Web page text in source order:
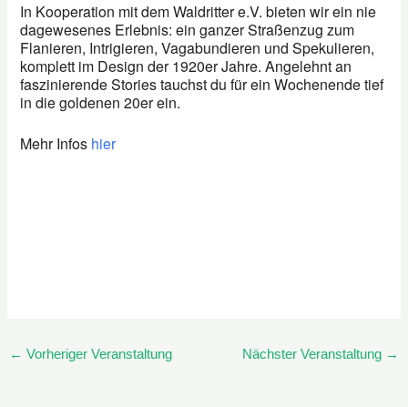
In Kooperation mit dem Waldritter e.V. bieten wir ein nie
dagewesenes Erlebnis: ein ganzer Straßenzug zum
Flanieren, Intrigieren, Vagabundieren und Spekulieren,
komplett im Design der 1920er Jahre. Angelehnt an
faszinierende Stories tauchst du für ein Wochenende tief
in die goldenen 20er ein.
Mehr Infos hier
← Vorheriger Veranstaltung Nächster Veranstaltung →